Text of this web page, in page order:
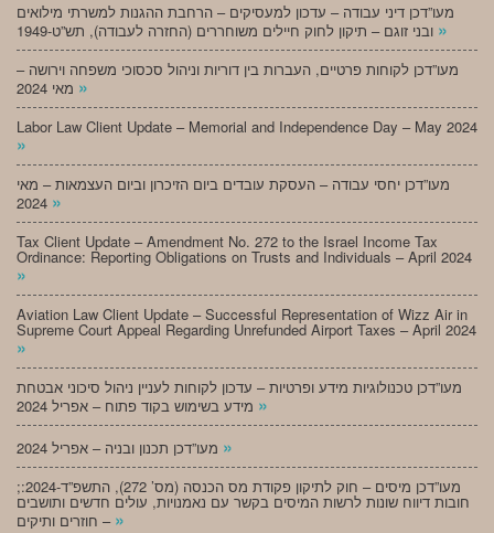
מעו”דכן דיני עבודה – עדכון למעסיקים – הרחבת ההגנות למשרתי מילואים
»
מעו”דכן לקוחות פרטיים, העברות בין דוריות וניהול סכסוכי משפחה וירושה –
»
Labor Law Client Update – Memorial and Independence Day – May 2024
»
מעו”דכן יחסי עבודה – העסקת עובדים ביום הזיכרון וביום העצמאות – מאי
»
Tax Client Update – Amendment No. 272 to the Israel Income Tax
Ordinance: Reporting Obligations on Trusts and Individuals – April 2024
»
Aviation Law Client Update – Successful Representation of Wizz Air in
Supreme Court Appeal Regarding Unrefunded Airport Taxes – April 2024
»
מעו”דכן טכנולוגיות מידע ופרטיות – עדכון לקוחות לעניין ניהול סיכוני אבטחת
»
»
;מעו”דכן מיסים – חוק לתיקון פקודת מס הכנסה (מס’ 272), התשפ”ד-2024:
חובות דיווח שונות לרשות המיסים בקשר עם נאמנויות, עולים חדשים ותושבים
חוזרים ותיקים – »